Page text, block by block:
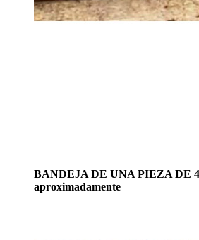
BANDEJA DE UNA PIEZA DE
aproximadamente